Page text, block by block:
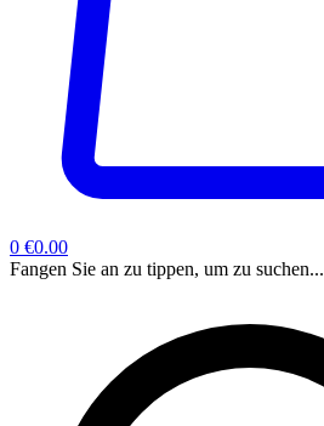
0 €0.00
Fangen Sie an zu tippen, um zu suchen...